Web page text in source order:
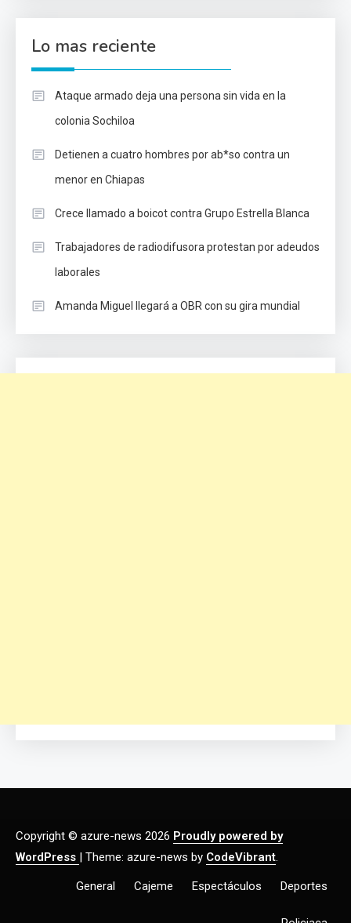
Lo mas reciente
Ataque armado deja una persona sin vida en la
colonia Sochiloa
Detienen a cuatro hombres por ab*so contra un
menor en Chiapas
Crece llamado a boicot contra Grupo Estrella Blanca
Trabajadores de radiodifusora protestan por adeudos
laborales
Amanda Miguel llegará a OBR con su gira mundial
Copyright © azure-news 2026 Proudly powered by
WordPress | Theme: azure-news by CodeVibrant.
General Cajeme Espectáculos Deportes